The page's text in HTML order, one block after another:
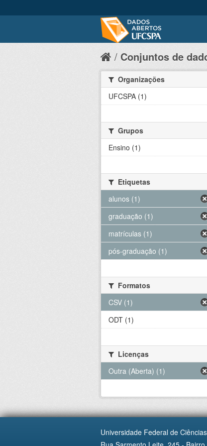
Conjuntos de
Organizações
UFCSPA (1)
Grupos
Ensino (1)
Etiquetas
alunos (1)
graduação (1)
matrículas (1)
pós-graduação (1)
Formatos
CSV (1)
ODT (1)
Licenças
Outra (Aberta) (1)
Universidade Federal de